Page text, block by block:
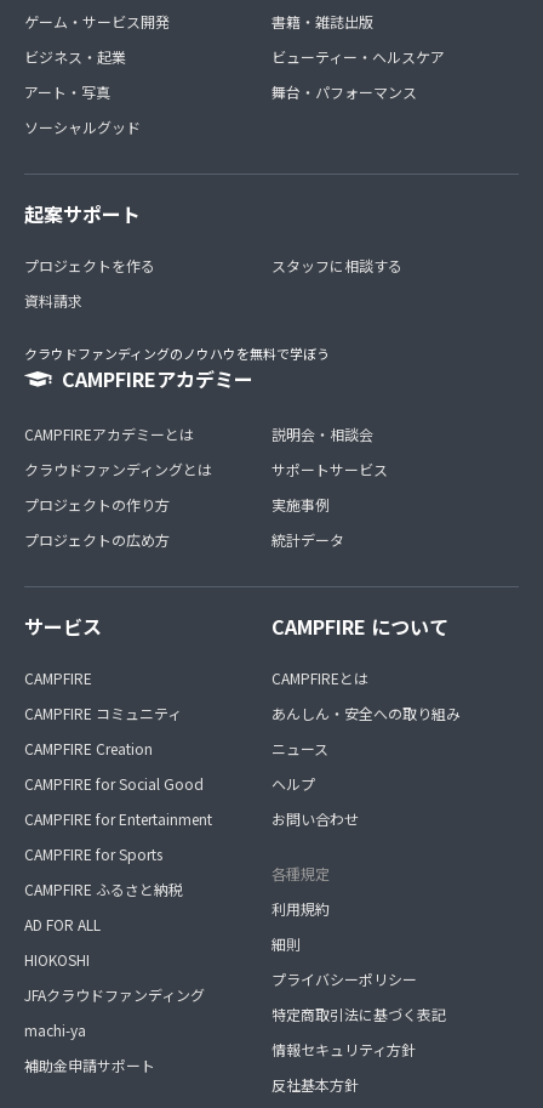
ゲーム・サービス開発
ビジネス・起業
アート・写真
ソーシャルグッド
書籍・雑誌出版
ビューティー・ヘルスケア
舞台・パフォーマンス
起案サポート
プロジェクトを作る
資料請求
スタッフに相談する
クラウドファンディングのノウハウを無料で学ぼう
CAMPFIREアカデミー
CAMPFIREアカデミーとは
クラウドファンディングとは
プロジェクトの作り方
プロジェクトの広め方
説明会・相談会
サポートサービス
実施事例
統計データ
サービス
CAMPFIRE
CAMPFIRE コミュニティ
CAMPFIRE Creation
CAMPFIRE for Social Good
CAMPFIRE for Entertainment
CAMPFIRE for Sports
CAMPFIRE ふるさと納税
AD FOR ALL
HIOKOSHI
JFAクラウドファンディング
machi-ya
補助金申請サポート
CAMPFIRE について
CAMPFIREとは
あんしん・安全への取り組み
ニュース
ヘルプ
お問い合わせ
各種規定
利用規約
細則
プライバシーポリシー
特定商取引法に基づく表記
情報セキュリティ方針
反社基本方針